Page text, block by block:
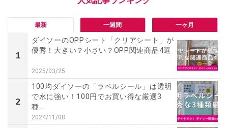
最新 一週間 一ヶ月
1
ダイソーのOPPシート「クリアシート」が
優秀！大きい？小さい？OPP関連商品4選
2025/03/25
2
100均ダイソーの「ラベルシール」は透明
で水に強い！100円でお買い得な厳選3
種...
2024/11/08